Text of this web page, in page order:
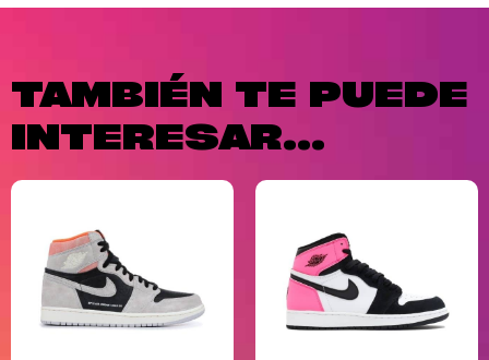
TAMBIÉN TE PUEDE
INTERESAR...